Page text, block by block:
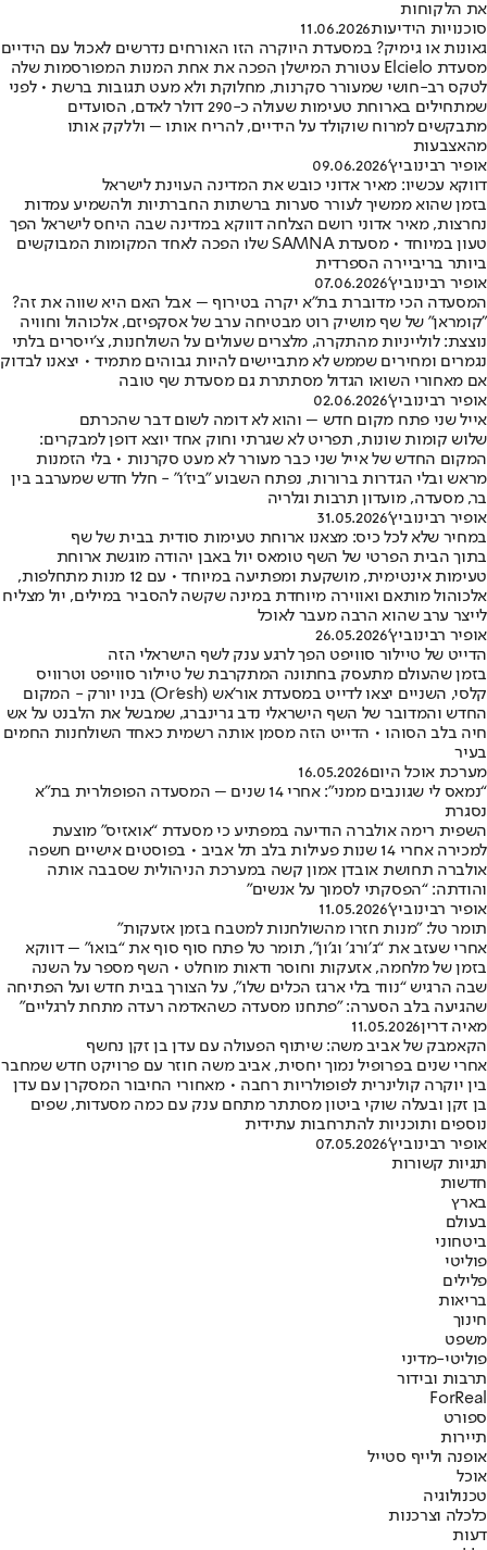
את הלקוחות
סוכנויות הידיעות11.06.2026
גאונות או גימיק? במסעדת היוקרה הזו האורחים נדרשים לאכול עם הידיים
מסעדת Elcielo עטורת המישלן הפכה את אחת המנות המפורסמות שלה
לטקס רב-חושי שמעורר סקרנות, מחלוקת ולא מעט תגובות ברשת • לפני
שמתחילים בארוחת טעימות שעולה כ-290 דולר לאדם, הסועדים
מתבקשים למרוח שוקולד על הידיים, להריח אותו – וללקק אותו
מהאצבעות
אופיר רבינוביץ'09.06.2026
דווקא עכשיו: מאיר אדוני כובש את המדינה העוינת לישראל
בזמן שהוא ממשיך לעורר סערות ברשתות החברתיות ולהשמיע עמדות
נחרצות, מאיר אדוני רושם הצלחה דווקא במדינה שבה היחס לישראל הפך
טעון במיוחד • מסעדת SAMNA שלו הפכה לאחד המקומות המבוקשים
ביותר בריביירה הספרדית
אופיר רבינוביץ'07.06.2026
המסעדה הכי מדוברת בת"א יקרה בטירוף – אבל האם היא שווה את זה?
"קומראן" של שף מושיק רוט מבטיחה ערב של אסקפיזם, אלכוהול וחוויה
נוצצת: לולייניות מהתקרה, מלצרים שעולים על השולחנות, צ'ייסרים בלתי
נגמרים ומחירים שממש לא מתביישים להיות גבוהים מתמיד • יצאנו לבדוק
אם מאחורי השואו הגדול מסתתרת גם מסעדת שף טובה
אופיר רבינוביץ'02.06.2026
אייל שני פתח מקום חדש – והוא לא דומה לשום דבר שהכרתם
שלוש קומות שונות, תפריט לא שגרתי וחוק אחד יוצא דופן למבקרים:
המקום החדש של אייל שני כבר מעורר לא מעט סקרנות • בלי הזמנות
מראש ובלי הגדרות ברורות, נפתח השבוע "ביז'ו" - חלל חדש שמערבב בין
בר, מסעדה, מועדון תרבות וגלריה
אופיר רבינוביץ'31.05.2026
במחיר שלא לכל כיס: מצאנו ארוחת טעימות סודית בבית של שף
בתוך הבית הפרטי של השף טומאס יול באבן יהודה מוגשת ארוחת
טעימות אינטימית, מושקעת ומפתיעה במיוחד • עם 12 מנות מתחלפות,
אלכוהול מותאם ואווירה מיוחדת במינה שקשה להסביר במילים, יול מצליח
לייצר ערב שהוא הרבה מעבר לאוכל
אופיר רבינוביץ'26.05.2026
הדייט של טיילור סוויפט הפך לרגע ענק לשף הישראלי הזה
בזמן שהעולם מתעסק בחתונה המתקרבת של טיילור סוויפט וטרוויס
קלסי, השניים יצאו לדייט במסעדת אור'אש (Or’esh) בניו יורק - המקום
החדש והמדובר של השף הישראלי נדב גרינברג, שמבשל את הלבנט על אש
חיה בלב הסוהו • הדייט הזה מסמן אותה רשמית כאחד השולחנות החמים
בעיר
מערכת אוכל היום16.05.2026
“נמאס לי שגונבים ממני”: אחרי 14 שנים – המסעדה הפופולרית בת"א
נסגרת
השפית רימה אולברה הודיעה במפתיע כי מסעדת “אואזיס” מוצעת
למכירה אחרי 14 שנות פעילות בלב תל אביב • בפוסטים אישיים חשפה
אולברה תחושת אובדן אמון קשה במערכת הניהולית שסבבה אותה
והודתה: “הפסקתי לסמוך על אנשים”
אופיר רבינוביץ'11.05.2026
תומר טל: "מנות חזרו מהשולחנות למטבח בזמן אזעקות"
אחרי שעזב את “ג׳ורג׳ וג׳ון”, תומר טל פתח סוף סוף את “בואו” – דווקא
בזמן של מלחמה, אזעקות וחוסר ודאות מוחלט • השף מספר על השנה
שבה הרגיש “נווד בלי ארגז הכלים שלו”, על הצורך בבית חדש ועל הפתיחה
שהגיעה בלב הסערה: "פתחנו מסעדה כשהאדמה רעדה מתחת לרגליים"
מאיה דרין11.05.2026
הקאמבק של אביב משה: שיתוף הפעולה עם עדן בן זקן נחשף
אחרי שנים בפרופיל נמוך יחסית, אביב משה חוזר עם פרויקט חדש שמחבר
בין יוקרה קולינרית לפופולריות רחבה • מאחורי החיבור המסקרן עם עדן
בן זקן ובעלה שוקי ביטון מסתתר מתחם ענק עם כמה מסעדות, שפים
נוספים ותוכניות להתרחבות עתידית
אופיר רבינוביץ'07.05.2026
תגיות קשורות
חדשות
בארץ
בעולם
ביטחוני
פוליטי
פלילים
בריאות
חינוך
משפט
פוליטי-מדיני
תרבות ובידור
ForReal
ספורט
תיירות
אופנה ולייף סטייל
אוכל
טכנולוגיה
כלכלה וצרכנות
דעות